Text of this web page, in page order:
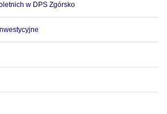
w DPS Zgórsko